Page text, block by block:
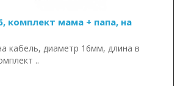
комплект мама + папа, на
кабель, диаметр 16мм, длина в
..